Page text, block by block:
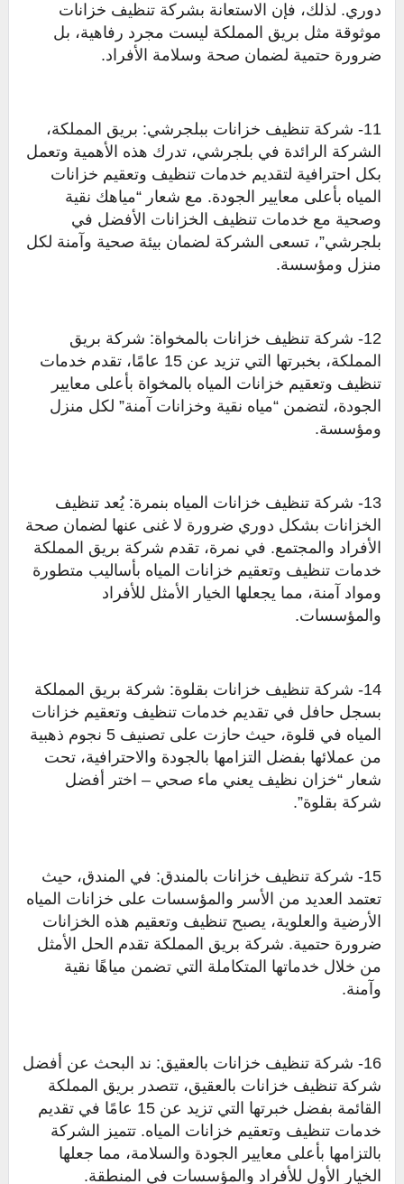
دوري. لذلك، فإن الاستعانة بشركة تنظيف خزانات
موثوقة مثل بريق المملكة ليست مجرد رفاهية، بل
ضرورة حتمية لضمان صحة وسلامة الأفراد.
11- شركة تنظيف خزانات ببلجرشي: بريق المملكة،
الشركة الرائدة في بلجرشي، تدرك هذه الأهمية وتعمل
بكل احترافية لتقديم خدمات تنظيف وتعقيم خزانات
المياه بأعلى معايير الجودة. مع شعار “مياهك نقية
وصحية مع خدمات تنظيف الخزانات الأفضل في
بلجرشي”، تسعى الشركة لضمان بيئة صحية وآمنة لكل
منزل ومؤسسة.
12- شركة تنظيف خزانات بالمخواة: شركة بريق
المملكة، بخبرتها التي تزيد عن 15 عامًا، تقدم خدمات
تنظيف وتعقيم خزانات المياه بالمخواة بأعلى معايير
الجودة، لتضمن “مياه نقية وخزانات آمنة” لكل منزل
ومؤسسة.
13- شركة تنظيف خزانات المياه بنمرة: يُعد تنظيف
الخزانات بشكل دوري ضرورة لا غنى عنها لضمان صحة
الأفراد والمجتمع. في نمرة، تقدم شركة بريق المملكة
خدمات تنظيف وتعقيم خزانات المياه بأساليب متطورة
ومواد آمنة، مما يجعلها الخيار الأمثل للأفراد
والمؤسسات.
14- شركة تنظيف خزانات بقلوة: شركة بريق المملكة
بسجل حافل في تقديم خدمات تنظيف وتعقيم خزانات
المياه في قلوة، حيث حازت على تصنيف 5 نجوم ذهبية
من عملائها بفضل التزامها بالجودة والاحترافية، تحت
شعار “خزان نظيف يعني ماء صحي – اختر أفضل
شركة بقلوة”.
15- شركة تنظيف خزانات بالمندق: في المندق، حيث
تعتمد العديد من الأسر والمؤسسات على خزانات المياه
الأرضية والعلوية، يصبح تنظيف وتعقيم هذه الخزانات
ضرورة حتمية. شركة بريق المملكة تقدم الحل الأمثل
من خلال خدماتها المتكاملة التي تضمن مياهًا نقية
وآمنة.
16- شركة تنظيف خزانات بالعقيق: ند البحث عن أفضل
شركة تنظيف خزانات بالعقيق، تتصدر بريق المملكة
القائمة بفضل خبرتها التي تزيد عن 15 عامًا في تقديم
خدمات تنظيف وتعقيم خزانات المياه. تتميز الشركة
بالتزامها بأعلى معايير الجودة والسلامة، مما جعلها
الخيار الأول للأفراد والمؤسسات في المنطقة.